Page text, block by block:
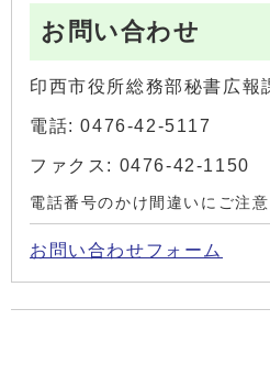
お問い合わせ
印西市役所総務部秘書広報
電話: 0476-42-5117
ファクス: 0476-42-1150
電話番号のかけ間違いにご注意
お問い合わせフォーム